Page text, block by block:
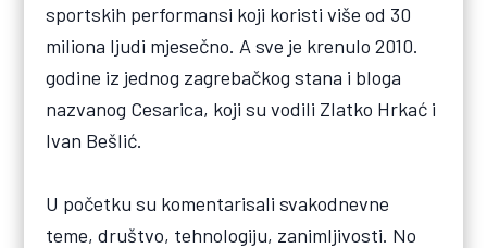
sportskih performansi koji koristi više od 30
miliona ljudi mjesečno. A sve je krenulo 2010.
godine iz jednog zagrebačkog stana i bloga
nazvanog Cesarica, koji su vodili Zlatko Hrkać i
Ivan Bešlić.
U početku su komentarisali svakodnevne
teme, društvo, tehnologiju, zanimljivosti. No